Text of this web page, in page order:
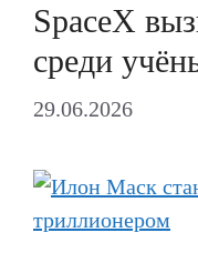
SpaceX
среди
29.06.2026